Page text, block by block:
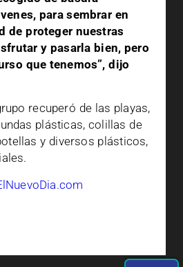
para sembrar en
de proteger nuestras
y pasarla bien, pero
que tenemos”, dijo
recuperó de las playas,
plásticas, colillas de
y diversos plásticos,